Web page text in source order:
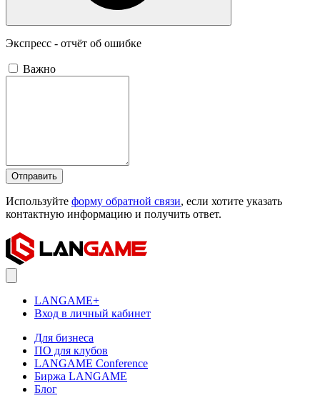
Экспресс - отчёт об ошибке
Важно
Отправить
Используйте форму обратной связи, если хотите указать
контактную информацию и получить ответ.
LANGAME+
Вход в личный кабинет
Для бизнеса
ПО для клубов
LANGAME Conference
Биржа LANGAME
Блог